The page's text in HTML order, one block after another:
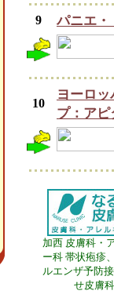
9 パニエ・
10
ヨーロ
プ：アピ
加西 皮膚科・
ー科 帯状疱疹
ルエンザ予防
せ皮膚科